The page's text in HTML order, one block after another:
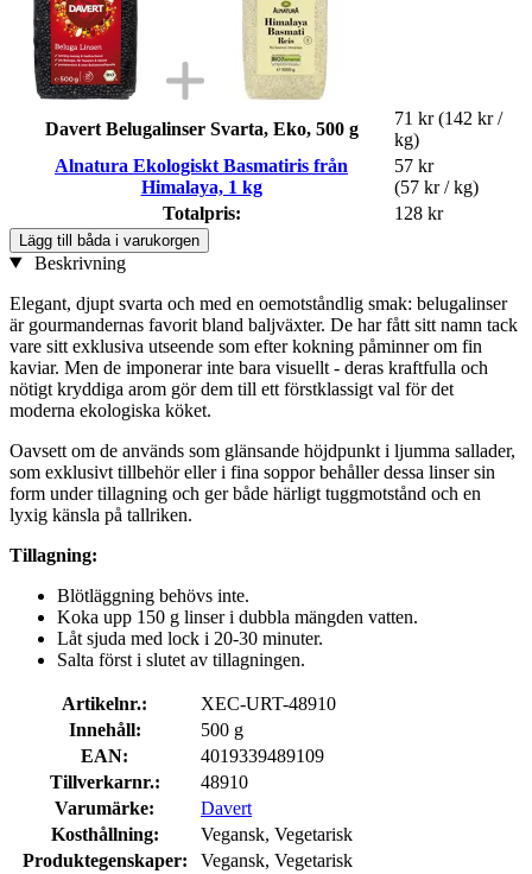
Davert Belugalinser Svarta, Eko, 500 g
71 kr (142 kr /
kg)
Alnatura Ekologiskt Basmatiris från
Himalaya, 1 kg
57 kr
(57 kr / kg)
Totalpris:
128 kr
Lägg till båda i varukorgen
Beskrivning
Elegant, djupt svarta och med en oemotståndlig smak: belugalinser
är gourmandernas favorit bland baljväxter. De har fått sitt namn tack
vare sitt exklusiva utseende som efter kokning påminner om fin
kaviar. Men de imponerar inte bara visuellt - deras kraftfulla och
nötigt kryddiga arom gör dem till ett förstklassigt val för det
moderna ekologiska köket.
Oavsett om de används som glänsande höjdpunkt i ljumma sallader,
som exklusivt tillbehör eller i fina soppor behåller dessa linser sin
form under tillagning och ger både härligt tuggmotstånd och en
lyxig känsla på tallriken.
Tillagning:
Blötläggning behövs inte.
Koka upp 150 g linser i dubbla mängden vatten.
Låt sjuda med lock i 20-30 minuter.
Salta först i slutet av tillagningen.
Artikelnr.:
XEC-URT-48910
Innehåll:
500 g
EAN:
4019339489109
Tillverkarnr.:
48910
Varumärke:
Davert
Kosthållning:
Vegansk, Vegetarisk
Produktegenskaper:
Vegansk, Vegetarisk